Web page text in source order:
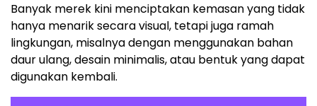
Banyak merek kini menciptakan kemasan yang tidak
hanya menarik secara visual, tetapi juga ramah
lingkungan, misalnya dengan menggunakan bahan
daur ulang, desain minimalis, atau bentuk yang dapat
digunakan kembali.